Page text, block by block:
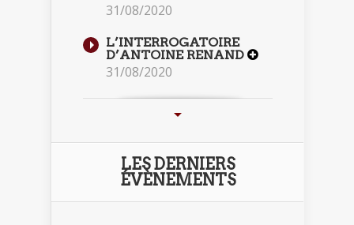
31/08/2020
L’INTERROGATOIRE
D’ANTOINE RENAND
31/08/2020
LES DERNIERS
ÉVÈNEMENTS